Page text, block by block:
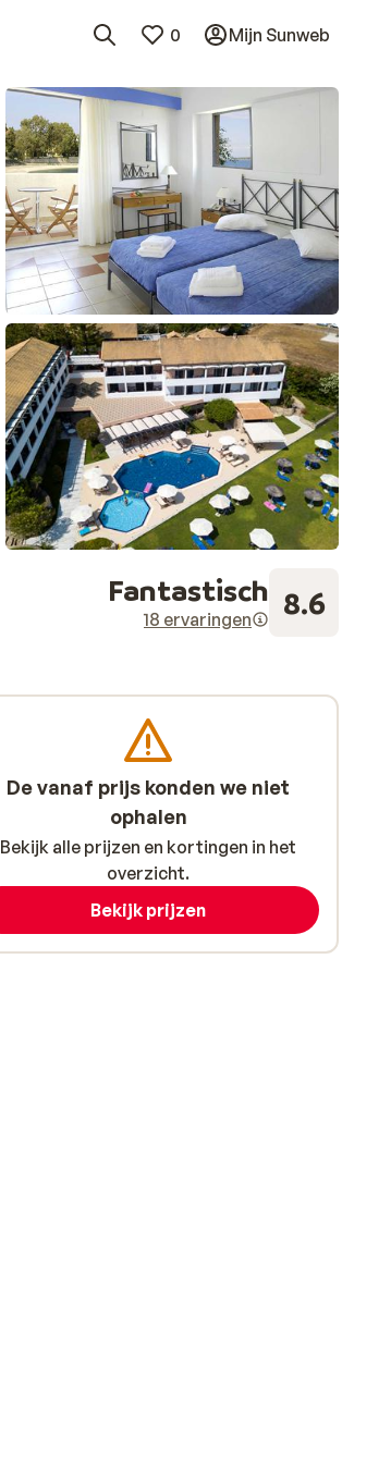
0 Mijn Sunweb
Fantastisch
18 ervaringen 8.6
De vanaf prijs konden we niet
ophalen
Bekijk alle prijzen en kortingen in het
overzicht.
Bekijk prijzen